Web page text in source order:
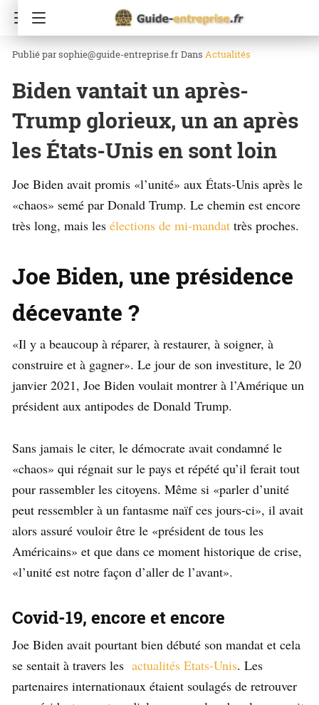
Accueil
sophie@guide-entreprise.fr Dans Actualités
Biden vantait un après-
Trump glorieux, un an après
les États-Unis en sont loin
Joe Biden avait promis «l’unité» aux États-Unis après le
«chaos» semé par Donald Trump. Le chemin est encore
très long, mais les élections de mi-mandat très proches.
Joe Biden, une présidence
décevante ?
«Il y a beaucoup à réparer, à restaurer, à soigner, à
construire et à gagner». Le jour de son investiture, le 20
janvier 2021, Joe Biden voulait montrer à l’Amérique un
président aux antipodes de Donald Trump.
Sans jamais le citer, le démocrate avait condamné le
«chaos» qui régnait sur le pays et répété qu’il ferait tout
pour rassembler les citoyens. Même si «parler d’unité
peut ressembler à un fantasme naïf ces jours-ci», il avait
alors assuré vouloir être le «président de tous les
Américains» et que dans ce moment historique de crise,
«l’unité est notre façon d’aller de l’avant».
Covid-19, encore et encore
Joe Biden avait pourtant bien débuté son mandat et cela
se sentait à travers les actualités Etats-Unis. Les
partenaires internationaux étaient soulagés de retrouver